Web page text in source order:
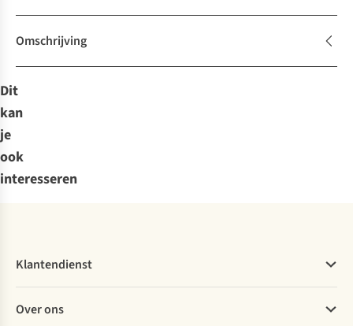
Omschrijving
Dit
kan
je
ook
interesseren
Klantendienst
Bestellen
Over ons